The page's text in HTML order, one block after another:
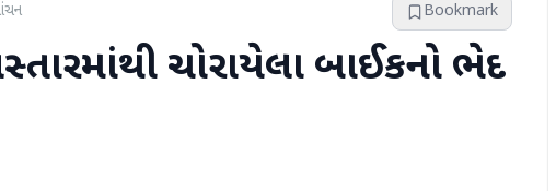
Bookmark
ચોરાયેલા બાઈકનો ભેદ